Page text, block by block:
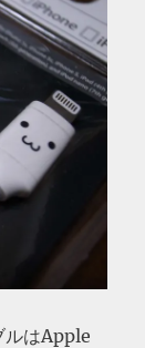
ルはApple